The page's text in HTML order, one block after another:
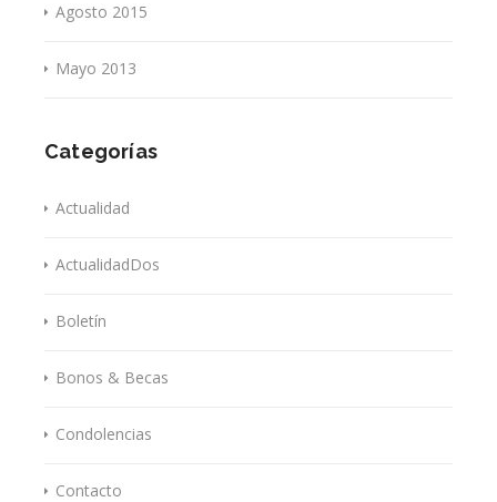
Agosto 2015
Mayo 2013
Categorías
Actualidad
ActualidadDos
Boletín
Bonos & Becas
Condolencias
Contacto